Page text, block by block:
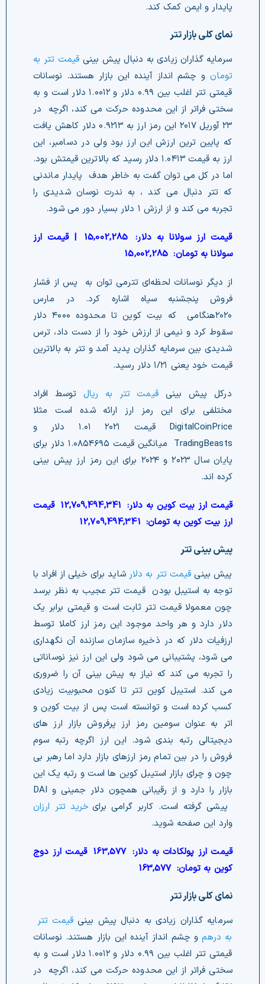
پایدار و ایمن کمک کند.
نمای کلی بازار تتر
سرمایه گذاران زیادی به دنبال پیش بینی قیمت تتر به
تومانو چشم انداز آینده این بازار هستند. نوسانات
قیمتی تتر اغلب بین ۰.۹۹ دلار و ۱.۰۰۱۲ دلار است و به
سختی فراتر از این محدوده حرکت می کند، اگرچه در
۲۳ آوریل ۲۰۱۷ این رمز ارز به ۰.۹۲۱۳ دلار کاهش یافت
که پایین ترین ارزش این ارز بود ولی در دسامبر، این
ارز به قیمت ۱.۰۴۱۳ دلار رسید که بالاترین قیمتش بود.
اما در کل می توان گفت به خاطر هدف پایدار ماندنی
که تتر دنبال می کند ، به ندرت نوسان شدیدی را
تجربه می کند و از ارزش ۱ دلار بسیار دور می شود.
قیمت ارز سولانا به دلار: 15,002,285
| قیمت ارز
سولانا به تومان: 15,002,285
از دیگر نوسانات لحظه‌ای تترمی توان به پس از فشار
فروش پنجشنبه سیاه اشاره کرد. در مارس
۲۰۲۰هنگامی که بیت کوین تا محدوده ۴۰۰۰ دلار
سقوط کرد و نیمی از ارزش خود را از دست داد، ترس
شدیدی بین سرمایه گذاران پدید آمد و تتر به بالاترین
قیمت خود یعنی ۱/۲۱ دلار رسید.
درکل پیش بینیقیمت تتر به ریالتوسط افراد
مختلفی برای این رمز ارز ارائه شده است مثلا
DigitalCoinPrice قیمت ۲۰۲۱ ۱.۰۱ دلار و
TradingBeasts میانگین قیمت ۱.۰۸۵۴۶۹۵ دلار برای
پایان سال ۲۰۲۳ و ۲۰۲۴ برای این رمز ارز پیش بینی
کرده اند.
قیمت ارز بیت کوین به دلار: 12,709,494,341 قیمت
ارز بیت کوین به تومان: 12,709,494,341
پیش بینی تتر
پیش بینی قیمت تتر به دلار شاید برای خیلی از افراد با
توجه به استیبل بودن قیمت تتر عجیب به نظر برسد
چون معمولا قیمت تتر ثابت است و قیمتی برابر یک
دلار دارد و هر واحد موجود این رمز ارز کاملا توسط
ارزفیات دلار که در ذخیره سازمان سازنده آن نگهداری
می شود، پشتیبانی می شود ولی این ارز نیز نوساناتی
را تجربه می کند که نیاز به پیش بینی آن را ضروری
می کند. استیبل کوین تتر تا کنون محبوبیت زیادی
کسب کرده است و توانسته است پس از بیت کوین و
اتر به عنوان سومین رمز ارز پرفروش بازار ارز های
دیجیتالی رتبه بندی شود. این ارز اگرچه رتبه سوم
فروش را در بین تمام رمز ارزهای بازار دارد اما رهبر بی
چون و چرای بازار استیبل کوین ها است و رتبه یک این
بازار را دارد و از رقیبانی همچون دلار جمینی و DAI
پیشی گرفته است. کاربر گرامی برای خرید تتر ارزان
وارد این صفحه شوید.
قیمت ارز پولکادات به دلار: 163,577 قیمت ارز دوج
کوین به تومان: 163,577
نمای کلی بازار تتر
سرمایه گذاران زیادی به دنبال پیش بینیقیمت تتر
به درهمو چشم انداز آینده این بازار هستند. نوسانات
قیمتی تتر اغلب بین ۰.۹۹ دلار و ۱.۰۰۱۲ دلار است و به
سختی فراتر از این محدوده حرکت می کند، اگرچه در